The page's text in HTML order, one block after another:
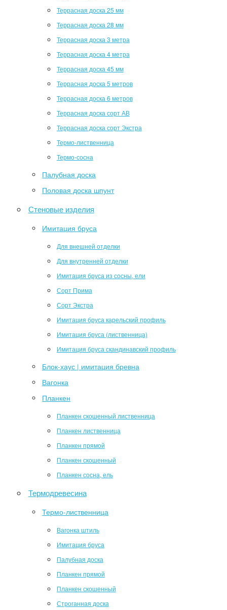
Террасная доска 25 мм
Террасная доска 28 мм
Террасная доска 3 метра
Террасная доска 4 метра
Террасная доска 45 мм
Террасная доска 5 метров
Террасная доска 6 метров
Террасная доска сорт АВ
Террасная доска сорт Экстра
Термо-лиственница
Термо-сосна
Палубная доска
Половая доска шпунт
Стеновые изделия
Имитация бруса
Для внешней отделки
Для внутренней отделки
Имитация бруса из сосны, ели
Сорт Прима
Сорт Экстра
Имитация бруса карельский профиль
Имитация бруса (лиственница)
Имитация бруса скандинавский профиль
Блок-хаус | имитация бревна
Вагонка
Планкен
Планкен скошенный лиственница
Планкен лиственница
Планкен прямой
Планкен скошенный
Планкен сосна, ель
Термодревесина
Термо-лиственница
Вагонка штиль
Имитация бруса
Палубная доска
Планкен прямой
Планкен скошенный
Строганная доска